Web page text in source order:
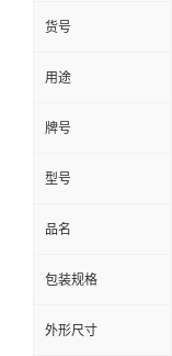
货号
用途
牌号
型号
品名
包装规格
外形尺寸